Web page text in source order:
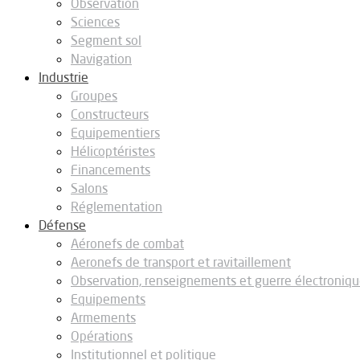
Observation
Sciences
Segment sol
Navigation
Industrie
Groupes
Constructeurs
Equipementiers
Hélicoptéristes
Financements
Salons
Réglementation
Défense
Aéronefs de combat
Aeronefs de transport et ravitaillement
Observation, renseignements et guerre
Equipements
Armements
Opérations
Institutionnel et politique